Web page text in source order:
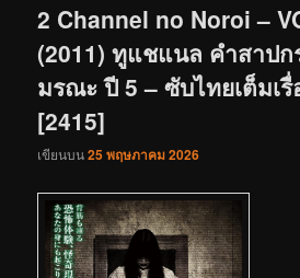
2 Channel no Noroi –
(2011) ทูแชแนล คำสาปก
มรณะ ปี 5 – ซับไทยเต็มเรื่
[2415]
เขียนบน25 พฤษภาคม 2026